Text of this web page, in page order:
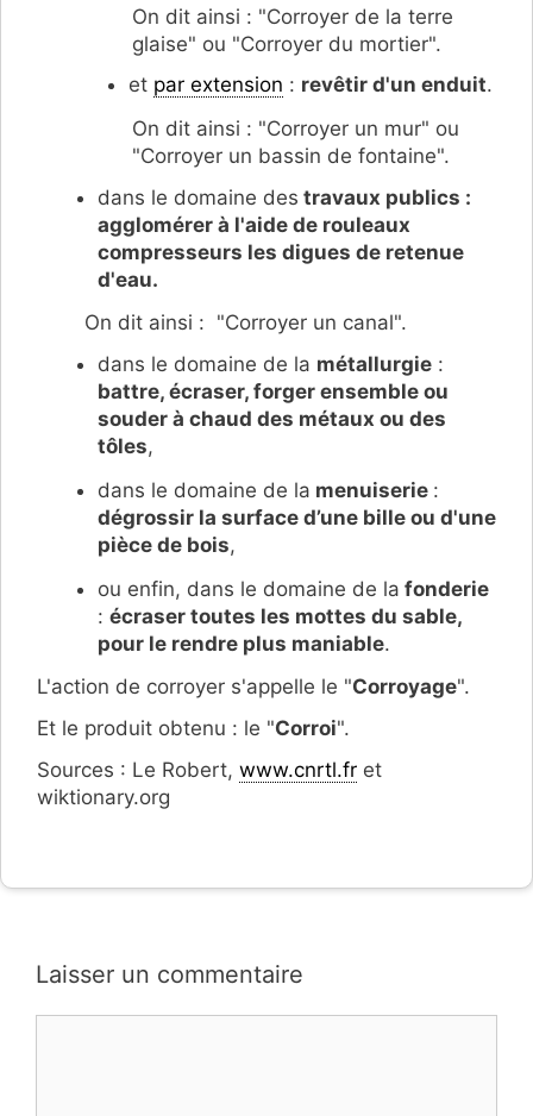
On dit ainsi : "Corroyer de la terre
glaise" ou "Corroyer du mortier".
et par extension : revêtir d'un enduit.
On dit ainsi : "Corroyer un mur" ou
"Corroyer un bassin de fontaine".
dans le domaine des travaux publics :
agglomérer à l'aide de rouleaux
compresseurs les digues de retenue
d'eau.
On dit ainsi : "Corroyer un canal".
dans le domaine de la métallurgie :
battre, écraser, forger ensemble ou
souder à chaud des métaux ou des
tôles,
dans le domaine de la menuiserie :
dégrossir la surface d’une bille ou d'une
pièce de bois,
ou enfin, dans le domaine de la fonderie
: écraser toutes les mottes du sable,
pour le rendre plus maniable.
L'action de corroyer s'appelle le "Corroyage".
Et le produit obtenu : le "Corroi".
Sources : Le Robert, www.cnrtl.fr et
wiktionary.org
Laisser un commentaire